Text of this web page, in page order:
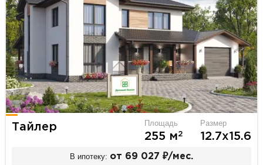
Тайлер Площадь
255 м2
Размер
12.7х15.6
В ипотеку: от 69 027 ₽/мес.